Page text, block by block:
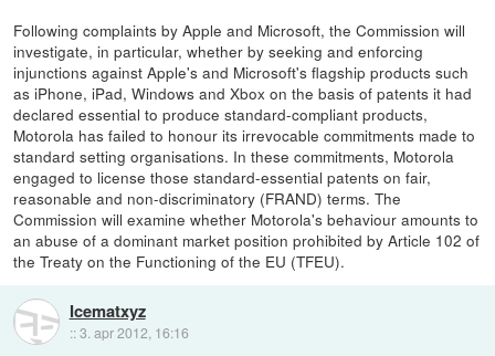
Following complaints by Apple and Microsoft, the Commission will
investigate, in particular, whether by seeking and enforcing
injunctions against Apple's and Microsoft's flagship products such
as iPhone, iPad, Windows and Xbox on the basis of patents it had
declared essential to produce standard-compliant products,
Motorola has failed to honour its irrevocable commitments made to
standard setting organisations. In these commitments, Motorola
engaged to license those standard-essential patents on fair,
reasonable and non-discriminatory (FRAND) terms. The
Commission will examine whether Motorola's behaviour amounts to
an abuse of a dominant market position prohibited by Article 102 of
the Treaty on the Functioning of the EU (TFEU).
Icematxyz
::3. apr 2012, 16:16